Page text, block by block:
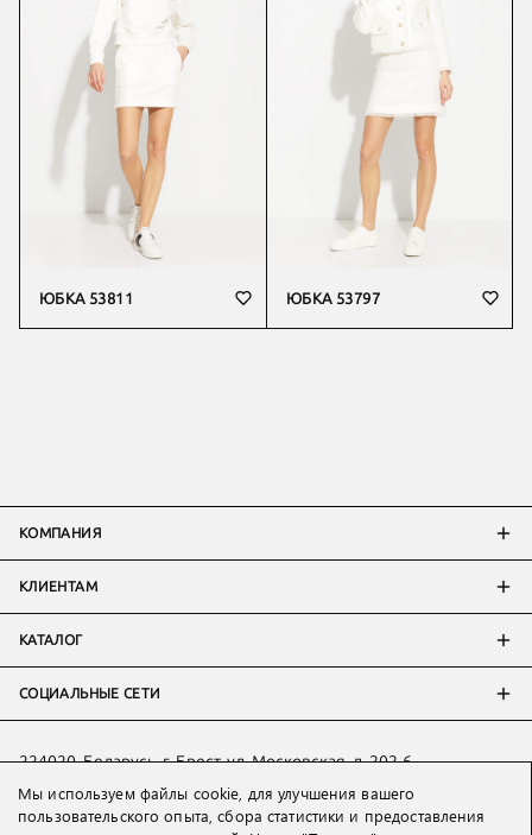
ЮБКА 53811 ЮБКА 53797
КОМПАНИЯ
КЛИЕНТАМ
КАТАЛОГ
СОЦИАЛЬНЫЕ СЕТИ
224020, Беларусь, г. Брест, ул. Московская, д. 202-6
Тел:+7 993 398 36 60(WhatsApp
Тел:+375 29 205 80 10( WhatsApp,Viber)
Мы используем файлы cookie, для улучшения вашего
пользовательского опыта, сбора статистики и предоставления